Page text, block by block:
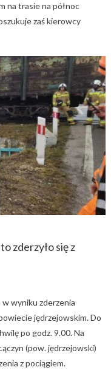
na trasie na północ
zaś kierowcy
zderzyło się z
wyniku zderzenia
jędrzejowskim. Do
po godz. 9.00. Na
(pow. jędrzejowski)
z pociągiem.